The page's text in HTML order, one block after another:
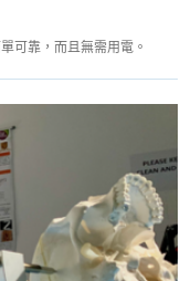
可靠，而且無需用電。